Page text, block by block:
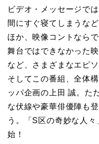
ビデオ・メッセージで
間にすぐ寝てしまうな
ほか、映像コントなら
舞台ではできなかった
など、さまざまなエピ
そしてこの番組、全体
ッパ企画の上田 誠。た
な伏線や豪華俳優陣も
う。「S区の奇妙な人
始！